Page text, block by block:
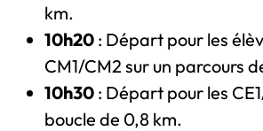
km.
10h20: Départ pour les
CM1/CM2 sur un parcours
10h30: Départ pour les
boucle de 0,8 km.